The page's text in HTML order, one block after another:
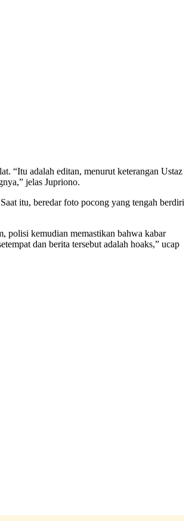
“Itu adalah editan, menurut keterangan Ustaz
jelas Jupriono.
itu, beredar foto pocong yang tengah berdiri
polisi kemudian memastikan bahwa kabar
dan berita tersebut adalah hoaks,” ucap